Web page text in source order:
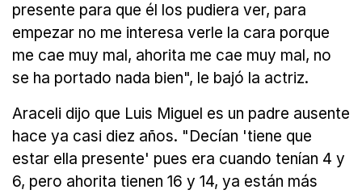
presente para que él los pudiera ver, para
empezar no me interesa verle la cara porque
me cae muy mal, ahorita me cae muy mal, no
se ha portado nada bien", le bajó la actriz.
Araceli dijo que Luis Miguel es un padre ausente
hace ya casi diez años. "Decían 'tiene que
estar ella presente' pues era cuando tenían 4 y
6, pero ahorita tienen 16 y 14, ya están más